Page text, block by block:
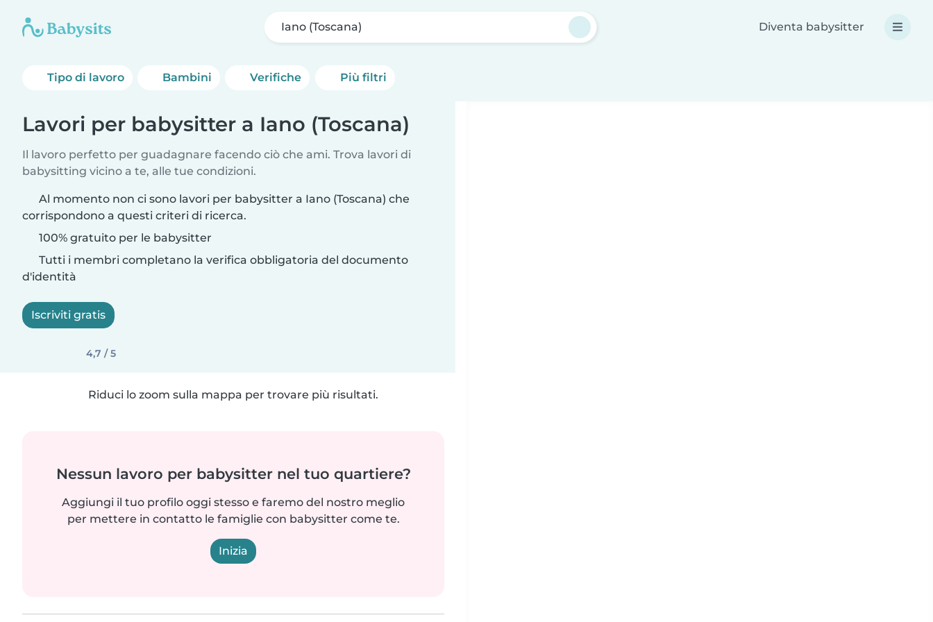
Iano (Toscana) Diventa babysitter
Tipo di lavoro Bambini Verifiche Più filtri
Lavori per babysitter a Iano (Toscana)
Il lavoro perfetto per guadagnare facendo ciò che ami. Trova lavori di
babysitting vicino a te, alle tue condizioni.
Al momento non ci sono lavori per babysitter a Iano (Toscana) che
corrispondono a questi criteri di ricerca.
100% gratuito per le babysitter
Tutti i membri completano la verifica obbligatoria del documento
d'identità
Iscriviti gratis
4,7 / 5
Riduci lo zoom sulla mappa per trovare più risultati.
Nessun lavoro per babysitter nel tuo quartiere?
Aggiungi il tuo profilo oggi stesso e faremo del nostro meglio
per mettere in contatto le famiglie con babysitter come te.
Inizia